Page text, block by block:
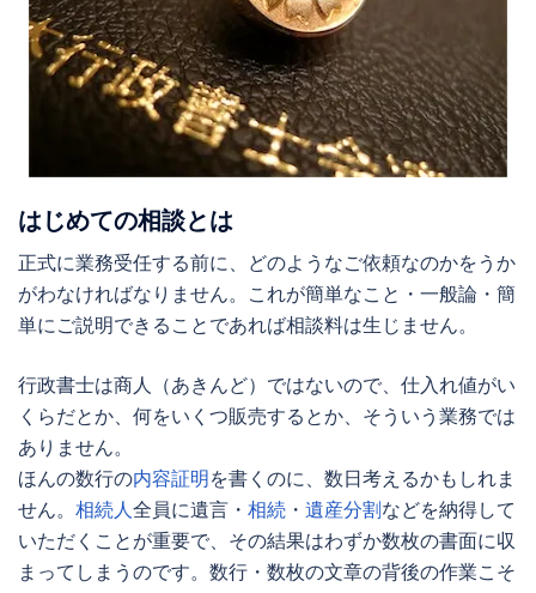
はじめての相談とは
正式に業務受任する前に、どのようなご依頼なのかをうか
がわなければなりません。これが簡単なこと・一般論・簡
単にご説明できることであれば相談料は生じません。
行政書士は商人（あきんど）ではないので、仕入れ値がい
くらだとか、何をいくつ販売するとか、そういう業務では
ありません。
ほんの数行の内容証明を書くのに、数日考えるかもしれま
せん。 相続人全員に遺言・ 相続 ・ 遺産分割などを納得して
いただくことが重要で、その結果はわずか数枚の書面に収
まってしまうのです。数行・数枚の文章の背後の作業こそ